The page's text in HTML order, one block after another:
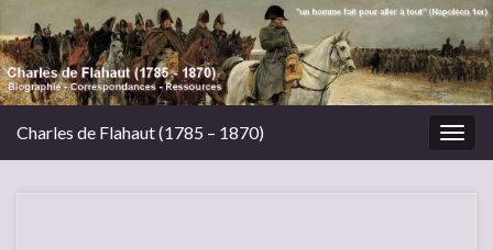
Charles de Flahaut (1785 – 1870)